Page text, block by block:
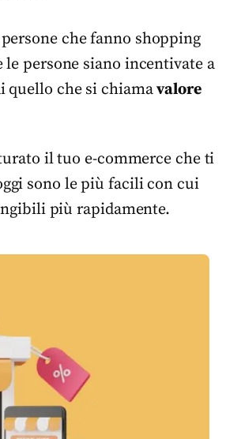
che fanno shopping
persone siano incentivate a
quello che si chiamavalore
il tuo e-commerce che ti
sono le più facili con cui
più rapidamente.